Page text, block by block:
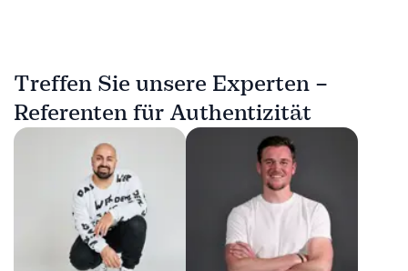
Treffen Sie unsere Experten –
Referenten für Authentizität